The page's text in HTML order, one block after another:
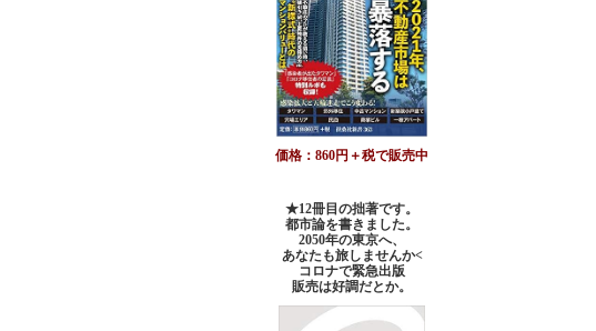
価格：860円＋税で販売中
★12冊目の拙著です。
都市論を書きました。
2050年の東京へ、
あなたも旅しませんか<
コロナで緊急出版
販売は好調だとか。